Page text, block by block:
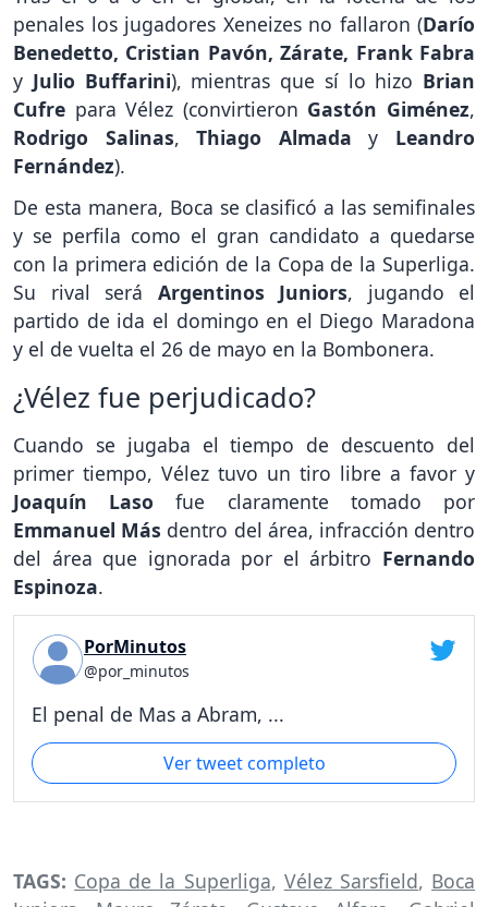
penales los jugadores Xeneizes no fallaron (Darío
Benedetto, Cristian Pavón, Zárate, Frank Fabra
y Julio Buffarini), mientras que sí lo hizo Brian
Cufre para Vélez (convirtieron Gastón Giménez,
Rodrigo Salinas,Thiago Almada y Leandro
Fernández).
De esta manera, Boca se clasificó a las semifinales
y se perfila como el gran candidato a quedarse
con la primera edición de la Copa de la Superliga.
Su rival será Argentinos Juniors, jugando el
partido de ida el domingo en el Diego Maradona
y el de vuelta el 26 de mayo en la Bombonera.
¿Vélez fue perjudicado?
Cuando se jugaba el tiempo de descuento del
primer tiempo, Vélez tuvo un tiro libre a favor y
Joaquín Laso fue claramente tomado por
Emmanuel Más dentro del área, infracción dentro
del área que ignorada por el árbitro Fernando
Espinoza.
PorMinutos
@por_minutos
El penal de Mas a Abram, ...
Ver tweet completo
TAGS: Copa de la Superliga, Vélez Sarsfield, Boca